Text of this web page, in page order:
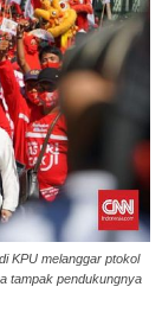
KPU melanggar ptokol
tampak pendukungnya